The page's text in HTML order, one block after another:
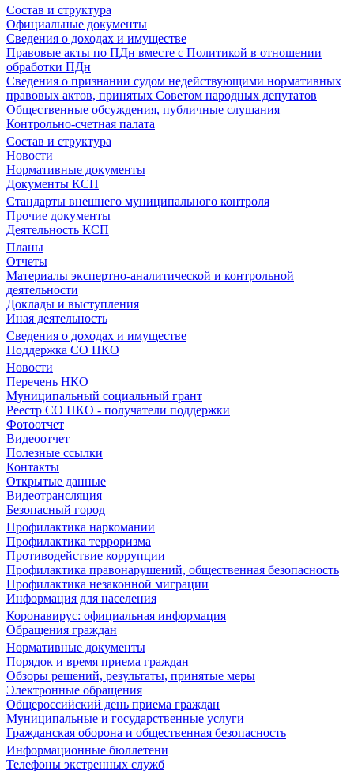
Состав и структура
Официальные документы
Сведения о доходах и имуществе
Правовые акты по ПДн вместе с Политикой в отношении
обработки ПДн
Сведения о признании судом недействующими нормативных
правовых актов, принятых Советом народных депутатов
Общественные обсуждения, публичные слушания
Контрольно-счетная палата
Состав и структура
Новости
Нормативные документы
Документы КСП
Стандарты внешнего муниципального контроля
Прочие документы
Деятельность КСП
Планы
Отчеты
Материалы экспертно-аналитической и контрольной
деятельности
Доклады и выступления
Иная деятельность
Сведения о доходах и имуществе
Поддержка СО НКО
Новости
Перечень НКО
Муниципальный социальный грант
Реестр СО НКО - получатели поддержки
Фотоотчет
Видеоотчет
Полезные ссылки
Контакты
Открытые данные
Видеотрансляция
Безопасный город
Профилактика наркомании
Профилактика терроризма
Противодействие коррупции
Профилактика правонарушений, общественная безопасность
Профилактика незаконной миграции
Информация для населения
Коронавирус: официальная информация
Обращения граждан
Нормативные документы
Порядок и время приема граждан
Обзоры решений, результаты, принятые меры
Электронные обращения
Общероссийский день приема граждан
Муниципальные и государственные услуги
Гражданская оборона и общественная безопасность
Информационные бюллетени
Телефоны экстренных служб